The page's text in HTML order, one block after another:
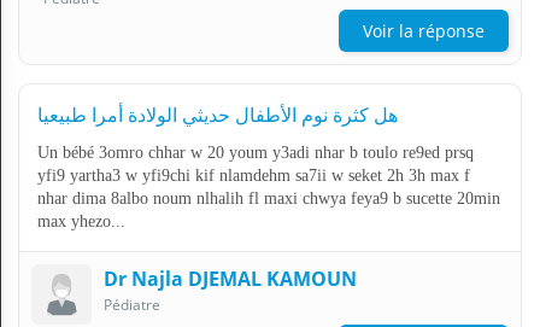
Voir la réponse
هل كثرة نوم الأطفال حديثي الولادة أمرا طبيعيا
Un bébé 3omro chhar w 20 youm y3adi nhar b toulo re9ed prsq
yfi9 yartha3 w yfi9chi kif nlamdehm sa7ii w seket 2h 3h max f
nhar dima 8albo noum nlhalih fl maxi chwya feya9 b sucette 20min
max yhezo...
Dr Najla DJEMAL KAMOUN
Pédiatre